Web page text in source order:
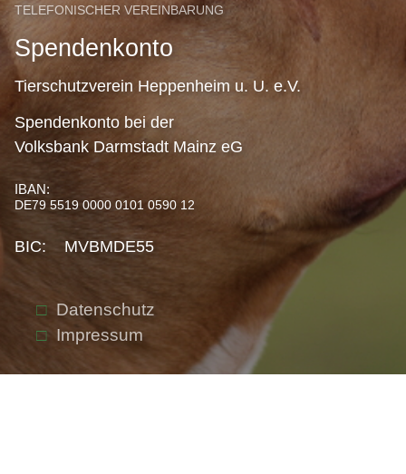
TELEFONISCHER VEREINBARUNG
Spendenkonto
Tierschutzverein Heppenheim u. U. e.V.
Spendenkonto bei der
Volksbank Darmstadt Mainz eG
IBAN:
DE79 5519 0000 0101 0590 12
BIC: MVBMDE55
Datenschutz
Impressum